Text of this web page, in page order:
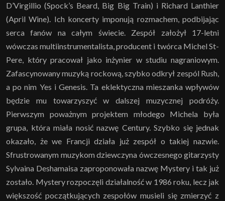
D’Virgillio (Spock’s Beard, Big Big Train) i Richard Lanthier
(April Wine). Ich koncerty imponują rozmachem, podbijając
serca fanów na całym świecie. Zespół założył 17-letni
wówczas multiinstrumentalista, producent i twórca Michel St-
Pere, który pracował jako inżynier w studiu nagraniowym.
Zafascynowany muzyką rockową, szybko odkrył zespól Rush,
a po nim Yes i Genesis. Ta eklektyczna mieszanka wpływów
będzie mu towarzyszyć w dalszej muzycznej podróży.
Pierwszym poważnym projektem młodego Michela była
grupa, która miała nosić nazwę Century. Szybko się jednak
okazało, że we Francji działa już zespół o takiej nazwie.
Sfrustrowanym muzykom dziewczyna ówczesnego gitarzysty
Sylvaina Deshamaisa zaproponowała nazwę Mystery i tak już
zostało. Mystery rozpoczęli działalność w 1986 roku, lecz jak
większość początkujących zespołów musieli się zmierzyć z